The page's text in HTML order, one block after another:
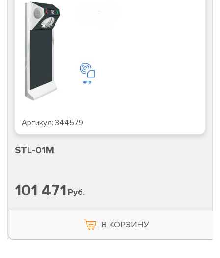
Артикул: 344579
STL-01M
101 471 Руб.
В КОРЗИНУ